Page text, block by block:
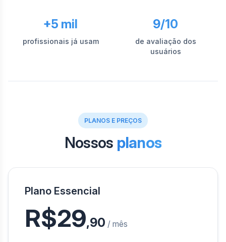
+5 mil
profissionais já usam
9/10
de avaliação dos
usuários
PLANOS E PREÇOS
Nossos planos
Plano Essencial
R$29,90 / mês